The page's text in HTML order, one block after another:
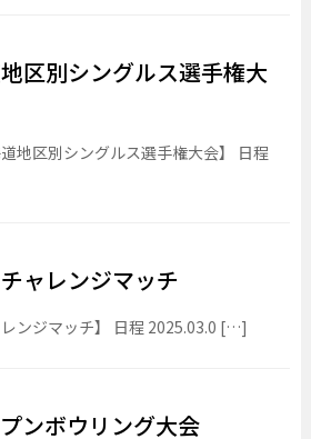
区別シングルス選手権大
地区別シングルス選手権大会】 日程
ャレンジマッチ
レンジマッチ】 日程 2025.03.0 […]
ンボウリング大会